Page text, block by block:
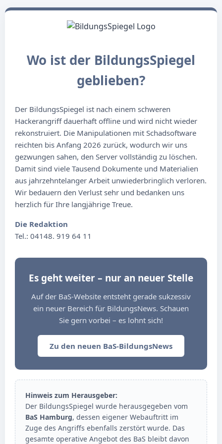
Wo ist der BildungsSpiegel
geblieben?
Der BildungsSpiegel ist nach einem schweren
Hackerangriff dauerhaft offline und wird nicht wieder
rekonstruiert. Die Manipulationen mit Schadsoftware
reichten bis Anfang 2026 zurück, wodurch wir uns
gezwungen sahen, den Server vollständig zu löschen.
Damit sind viele Tausend Dokumente und Materialien
aus jahrzehntelanger Arbeit unwiederbringlich verloren.
Wir bedauern den Verlust sehr und bedanken uns
herzlich für Ihre langjährige Treue.
Die Redaktion
Tel.: 04148. 919 64 11
Es geht weiter – nur an neuer Stelle
Auf der BaS-Website entsteht gerade sukzessiv
ein neuer Bereich für BildungsNews. Schauen
Sie gern vorbei – es lohnt sich!
Zu den neuen BaS-BildungsNews
Hinweis zum Herausgeber:
Der BildungsSpiegel wurde herausgegeben vom
BaS Hamburg, dessen eigener Webauftritt im
Zuge des Angriffs ebenfalls zerstört wurde. Das
gesamte operative Angebot des BaS bleibt davon